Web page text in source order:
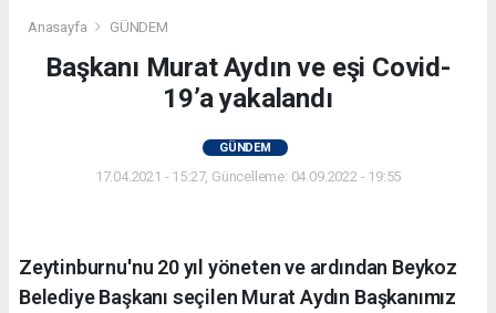
Anasayfa GÜNDEM
Başkanı Murat Aydın ve eşi Covid-
19’a yakalandı
GÜNDEM
17.04.2021 - 15:27, Güncelleme: 04.09.2022 - 19:55
Zeytinburnu'nu 20 yıl yöneten ve ardından Beykoz
Belediye Başkanı seçilen Murat Aydın Başkanımız